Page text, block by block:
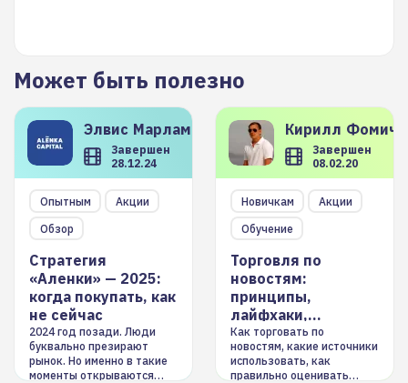
Может быть полезно
Элвис Марламов
Завершен
28.12.24
Опытным
Акции
Обзор
Стратегия
«Аленки» — 2025:
когда покупать, как
не сейчас
2024 год позади. Люди
буквально презирают
рынок. Но именно в такие
моменты открываются
Кирилл
Завершен
08.02.20
Новичкам
Акции
Обучение
Торговля по
новостям:
принципы,
лайфхаки,
инструменты
Как торговать по
новостям, какие источники
использовать, как
правильно оценивать